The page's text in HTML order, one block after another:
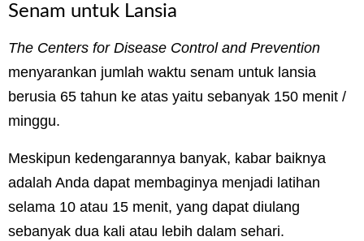
Senam untuk Lansia
The Centers for Disease Control and Prevention
menyarankan jumlah waktu senam untuk lansia
berusia 65 tahun ke atas yaitu sebanyak 150 menit /
minggu.
Meskipun kedengarannya banyak, kabar baiknya
adalah Anda dapat membaginya menjadi latihan
selama 10 atau 15 menit, yang dapat diulang
sebanyak dua kali atau lebih dalam sehari.